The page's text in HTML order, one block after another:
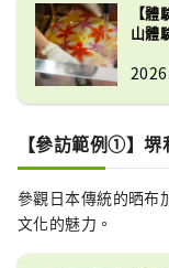
【
山體
【參訪範例①】堺
參觀日本傳統的晒布
文化的魅力。